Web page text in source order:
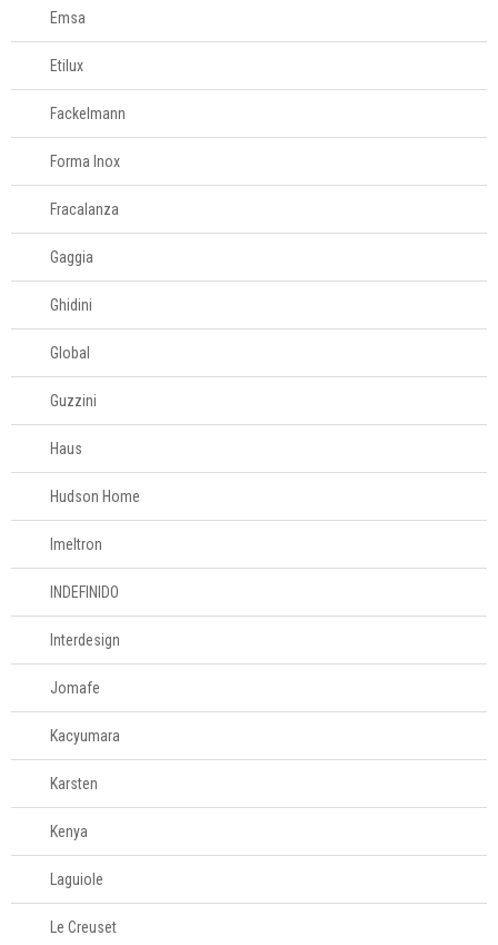
Emsa
Etilux
Fackelmann
Forma Inox
Fracalanza
Gaggia
Ghidini
Global
Guzzini
Haus
Hudson Home
Imeltron
INDEFINIDO
Interdesign
Jomafe
Kacyumara
Karsten
Kenya
Laguiole
Le Creuset